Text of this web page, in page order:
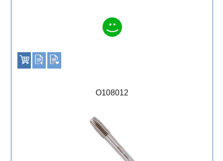
O108012